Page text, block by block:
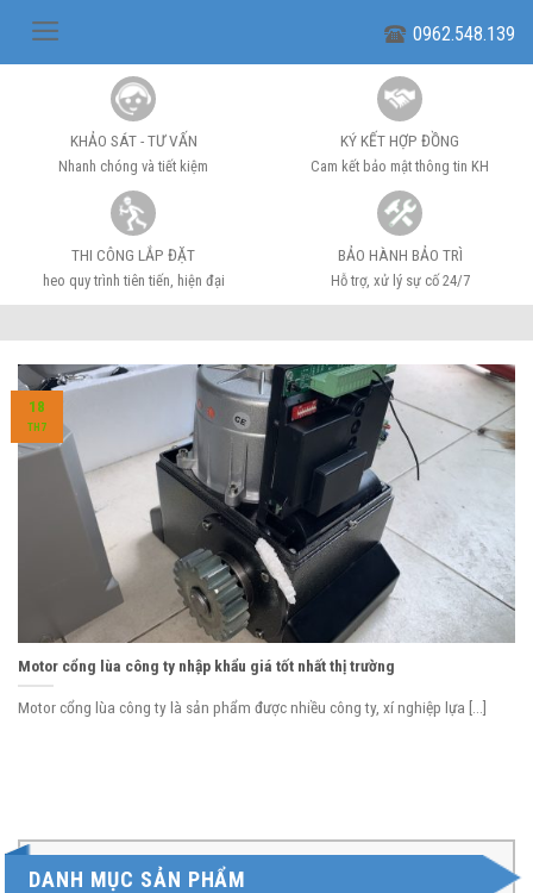
0962.548.139
KHẢO SÁT - TƯ VẤN
Nhanh chóng và tiết kiệm
KÝ KẾT HỢP ĐỒNG
Cam kết bảo mật thông tin KH
THI CÔNG LẮP ĐẶT
heo quy trình tiên tiến, hiện đại
BẢO HÀNH BẢO TRÌ
Hỗ trợ, xử lý sự cố 24/7
Motor cổng lùa công ty nhập khẩu giá tốt nhất thị trường
Motor cổng lùa công ty là sản phẩm được nhiều công ty, xí nghiệp lựa [...]
18
TH7
DANH MỤC SẢN PHẨM